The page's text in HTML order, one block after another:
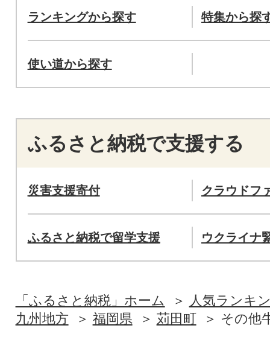
ランキングから探す 特集から探
使い道から探す
ふるさと納税で支援する
災害支援寄付 クラウドフ
ふるさと納税で留学支援 ウクライナ
「ふるさと納税」ホーム
人気ランキ
九州地方
福岡県 苅田町 その他